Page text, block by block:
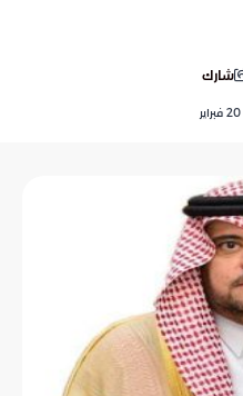
شارك